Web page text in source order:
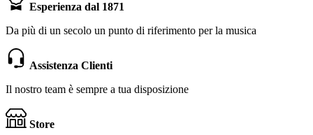
Esperienza dal 1871
Da più di un secolo un punto di riferimento per la musica
Assistenza Clienti
Il nostro team è sempre a tua disposizione
Store